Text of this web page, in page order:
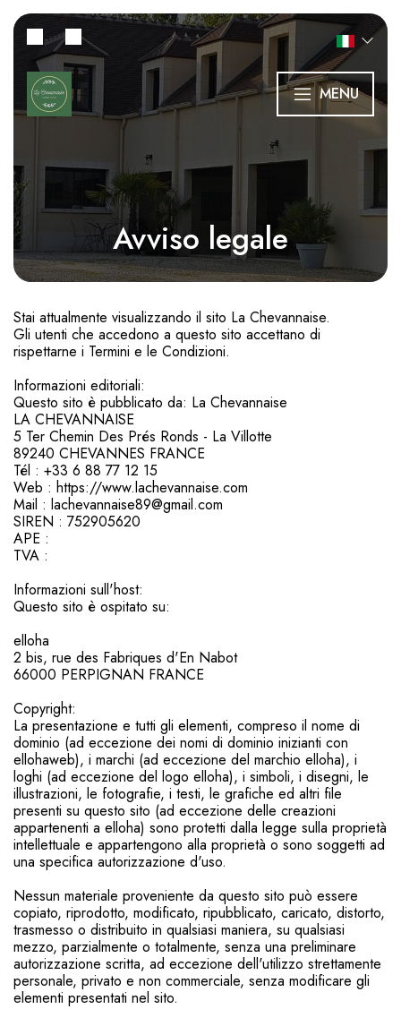
MENU
Avviso legale
Stai attualmente visualizzando il sito La Chevannaise.
Gli utenti che accedono a questo sito accettano di
rispettarne i Termini e le Condizioni.
Informazioni editoriali:
Questo sito è pubblicato da: La Chevannaise
LA CHEVANNAISE
5 Ter Chemin Des Prés Ronds - La Villotte
89240 CHEVANNES FRANCE
Tél : +33 6 88 77 12 15
Web : https://www.lachevannaise.com
Mail : lachevannaise89@gmail.com
SIREN : 752905620
APE :
TVA :
Informazioni sull'host:
Questo sito è ospitato su:
elloha
2 bis, rue des Fabriques d'En Nabot
66000 PERPIGNAN FRANCE
Copyright:
La presentazione e tutti gli elementi, compreso il nome di
dominio (ad eccezione dei nomi di dominio inizianti con
ellohaweb), i marchi (ad eccezione del marchio elloha), i
loghi (ad eccezione del logo elloha), i simboli, i disegni, le
illustrazioni, le fotografie, i testi, le grafiche ed altri file
presenti su questo sito (ad eccezione delle creazioni
appartenenti a elloha) sono protetti dalla legge sulla proprietà
intellettuale e appartengono alla proprietà o sono soggetti ad
una specifica autorizzazione d'uso.
Nessun materiale proveniente da questo sito può essere
copiato, riprodotto, modificato, ripubblicato, caricato, distorto,
trasmesso o distribuito in qualsiasi maniera, su qualsiasi
mezzo, parzialmente o totalmente, senza una preliminare
autorizzazione scritta, ad eccezione dell'utilizzo strettamente
personale, privato e non commerciale, senza modificare gli
elementi presentati nel sito.